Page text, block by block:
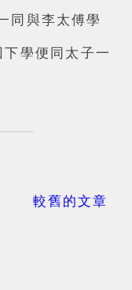
同與李太傅學
學便同太子一
較舊的文章